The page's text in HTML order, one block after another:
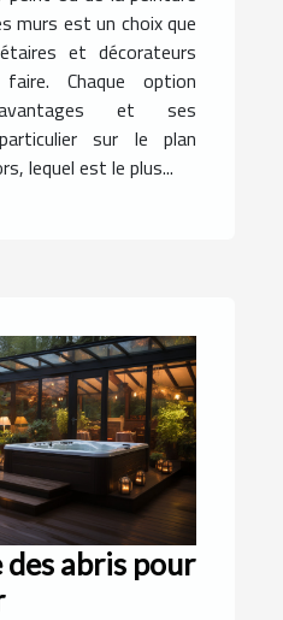
la peinture
murs est un choix que
et décorateurs
Chaque option
et ses
sur le plan
lequel est le plus...
abris pour